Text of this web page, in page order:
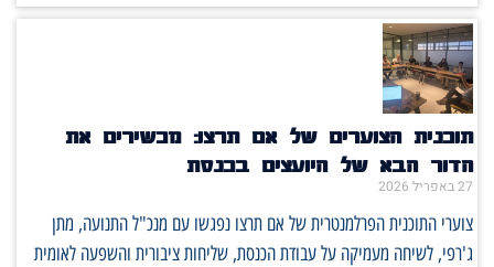
תוכנית הצוערים של אם תרצו: מכשירים את
הדור הבא של היועצים בכנסת
27 באפריל 2026
צוערי התוכנית הפרלמנטרית של אם תרצו נפגשו עם מנכ"ל התנועה, מתן
ג'רפי, לשיחה מעמיקה על עבודת הכנסת, שליחות ציבורית והשפעה לאומית